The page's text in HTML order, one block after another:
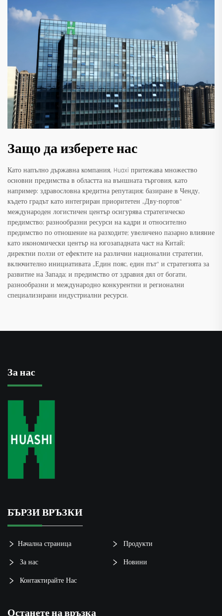
Защо да изберете нас
Като напълно държавна компания, Huaxi притежава множество
основни предимства в областта на външната търговия, като
например: здравословна кредитна репутация; базиране в Ченду,
където градът като интегриран приоритетен „Дву-портов“
международен логистичен център осигурява стратегическо
предимство; разнообразни ресурси на кадри и относително
предимство по отношение на разходите; увеличено пазарно влияние
като икономически център на югозападната част на Китай;
директни ползи от ефектите на различни национални стратегии,
включително инициативата „Един пояс, един път“ и стратегията за
развитие на Запада; и предимство от здравия дял от богати,
разнообразни и международно конкурентни и регионални
специализирани индустриални ресурси.
За нас
БЪРЗИ ВРЪЗКИ
Начална страница Продукти
За нас Новини
Контактирайте Нас
Останете на връзка